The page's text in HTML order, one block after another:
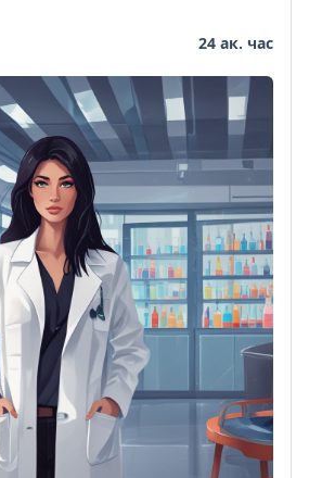
24 ак. час